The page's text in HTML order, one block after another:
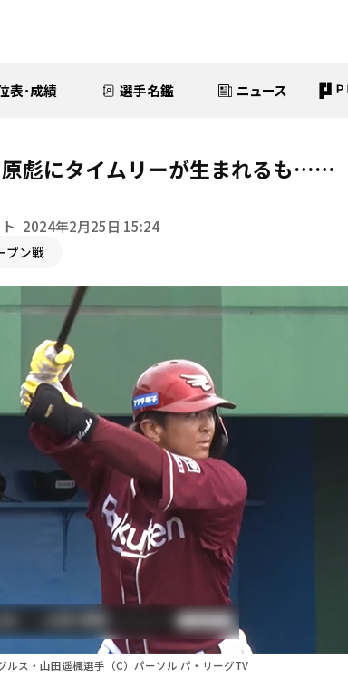
表･成績 選手名鑑 ニュース
彪にタイムリーが生まれるも
2024年2月25日 15:24
プン戦
ルス・山田遥楓選手（C）パーソル パ・リーグTV